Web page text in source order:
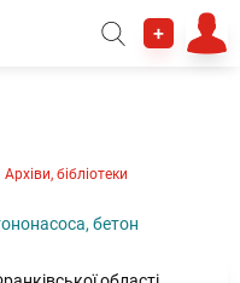
+
Архіви, бібліотеки